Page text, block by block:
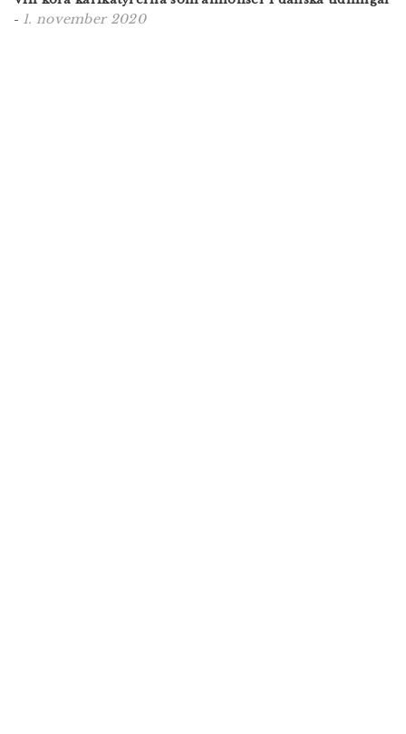
- 1. november 2020